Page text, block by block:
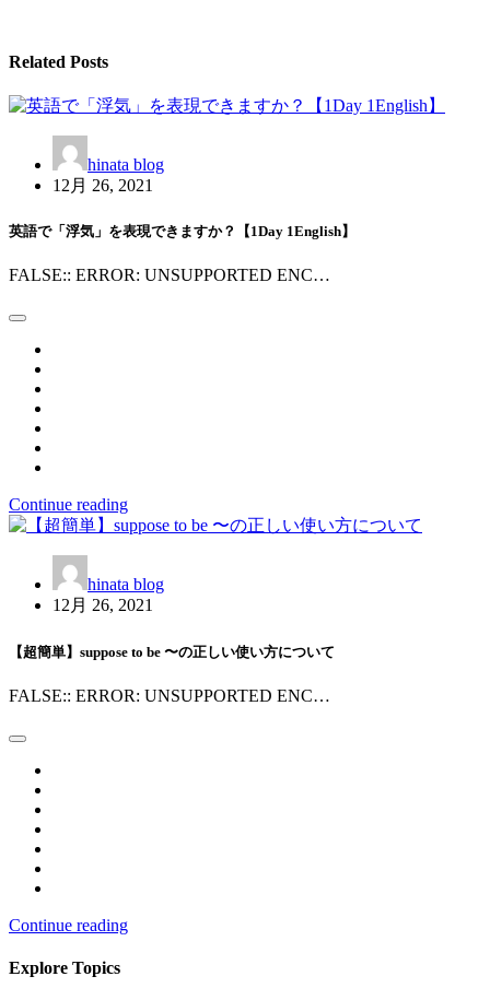
ー
シ
Related Posts
hinata blog
12月 26, 2021
英語で「浮気」を表現できますか？【1Day 1English】
FALSE:: ERROR: UNSUPPORTED ENC…
Continue reading
hinata blog
12月 26, 2021
【超簡単】suppose to be 〜の正しい使い方について
FALSE:: ERROR: UNSUPPORTED ENC…
Continue reading
Explore Topics